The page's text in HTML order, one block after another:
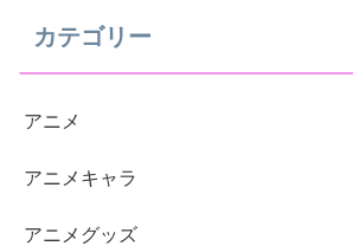
カテゴリー
アニメ
アニメキャラ
アニメグッズ